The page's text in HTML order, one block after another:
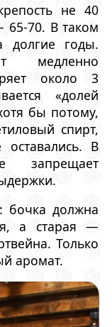
не 40
65-70. В таком
долгие годы.
медленно
около 3
«долей
бы потому,
спирт,
В
запрещает
бочка должна
а старая —
Только
аромат.